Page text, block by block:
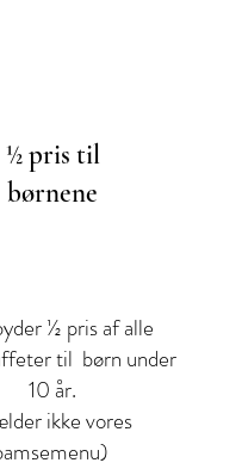
½ pris til
børnene
½ pris af alle
til børn under
10 år.
ikke vores